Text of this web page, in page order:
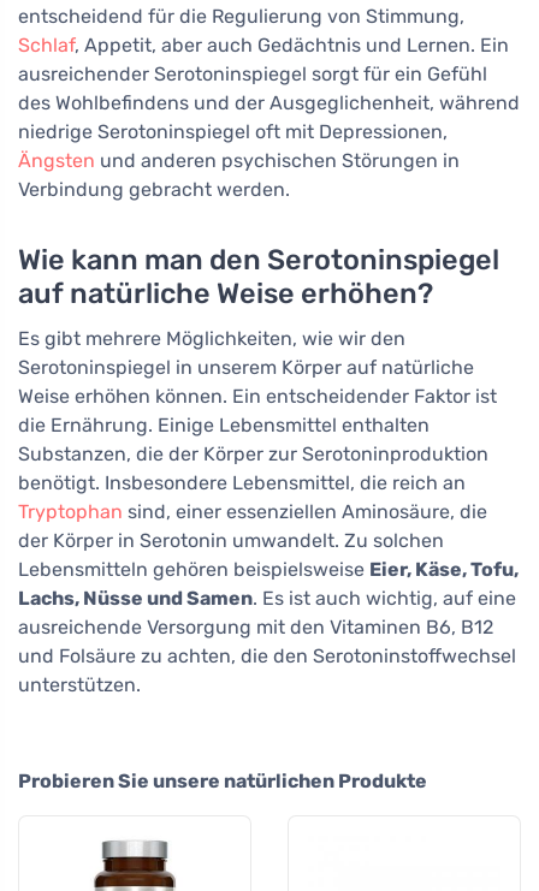
entscheidend für die Regulierung von Stimmung,
Schlaf, Appetit, aber auch Gedächtnis und Lernen. Ein
ausreichender Serotoninspiegel sorgt für ein Gefühl
des Wohlbefindens und der Ausgeglichenheit, während
niedrige Serotoninspiegel oft mit Depressionen,
Ängsten und anderen psychischen Störungen in
Verbindung gebracht werden.
Wie kann man den Serotoninspiegel
auf natürliche Weise erhöhen?
Es gibt mehrere Möglichkeiten, wie wir den
Serotoninspiegel in unserem Körper auf natürliche
Weise erhöhen können. Ein entscheidender Faktor ist
die Ernährung. Einige Lebensmittel enthalten
Substanzen, die der Körper zur Serotoninproduktion
benötigt. Insbesondere Lebensmittel, die reich an
Tryptophan sind, einer essenziellen Aminosäure, die
der Körper in Serotonin umwandelt. Zu solchen
Lebensmitteln gehören beispielsweise Eier, Käse, Tofu,
Lachs, Nüsse und Samen. Es ist auch wichtig, auf eine
ausreichende Versorgung mit den Vitaminen B6, B12
und Folsäure zu achten, die den Serotoninstoffwechsel
unterstützen.
Probieren Sie unsere natürlichen Produkte